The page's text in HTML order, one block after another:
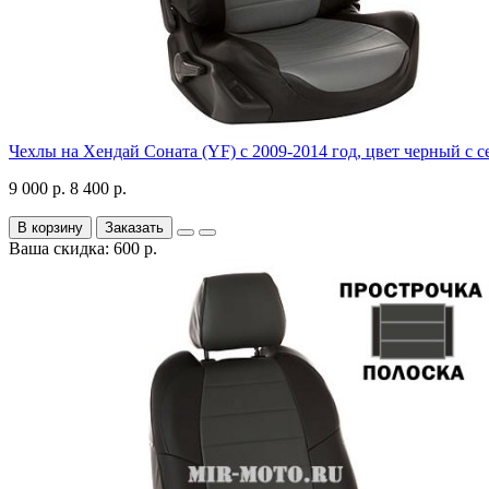
Чехлы на Хендай Соната (YF) с 2009-2014 год, цвет черный с
9 000 р. 8 400 р.
В корзину Заказать
Ваша скидка: 600 р.